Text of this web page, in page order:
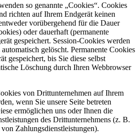
so genannte „Cookies“. Cookies
richten auf Ihrem Endgerät keinen
vorübergehend für die Dauer
oder dauerhaft (permanente
gespeichert. Session-Cookies werden
gelöscht. Permanente Cookies
gespeichert, bis Sie diese selbst
Löschung durch Ihren Webbrowser
von Drittunternehmen auf Ihrem
wenn Sie unsere Seite betreten
ermöglichen uns oder Ihnen die
des Drittunternehmens (z. B.
Zahlungsdienstleistungen).